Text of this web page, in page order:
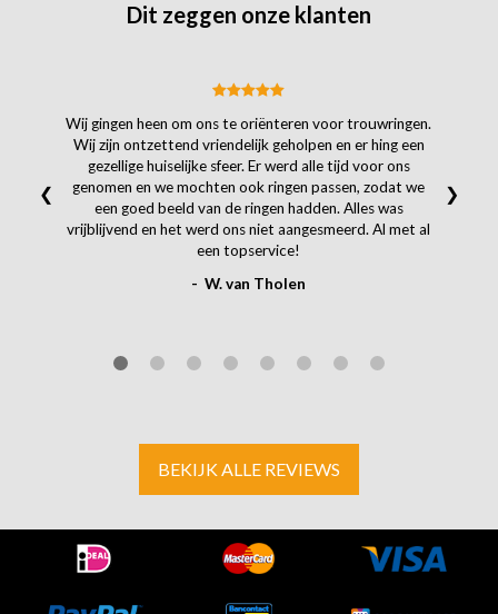
Dit zeggen onze klanten
Wij gingen heen om ons te oriënteren voor trouwringen.
Wij zijn ontzettend vriendelijk geholpen en er hing een
gezellige huiselijke sfeer. Er werd alle tijd voor ons
genomen en we mochten ook ringen passen, zodat we
een goed beeld van de ringen hadden. Alles was
vrijblijvend en het werd ons niet aangesmeerd. Al met al
een topservice!
- W. van Tholen
❮ ❯
BEKIJK ALLE REVIEWS